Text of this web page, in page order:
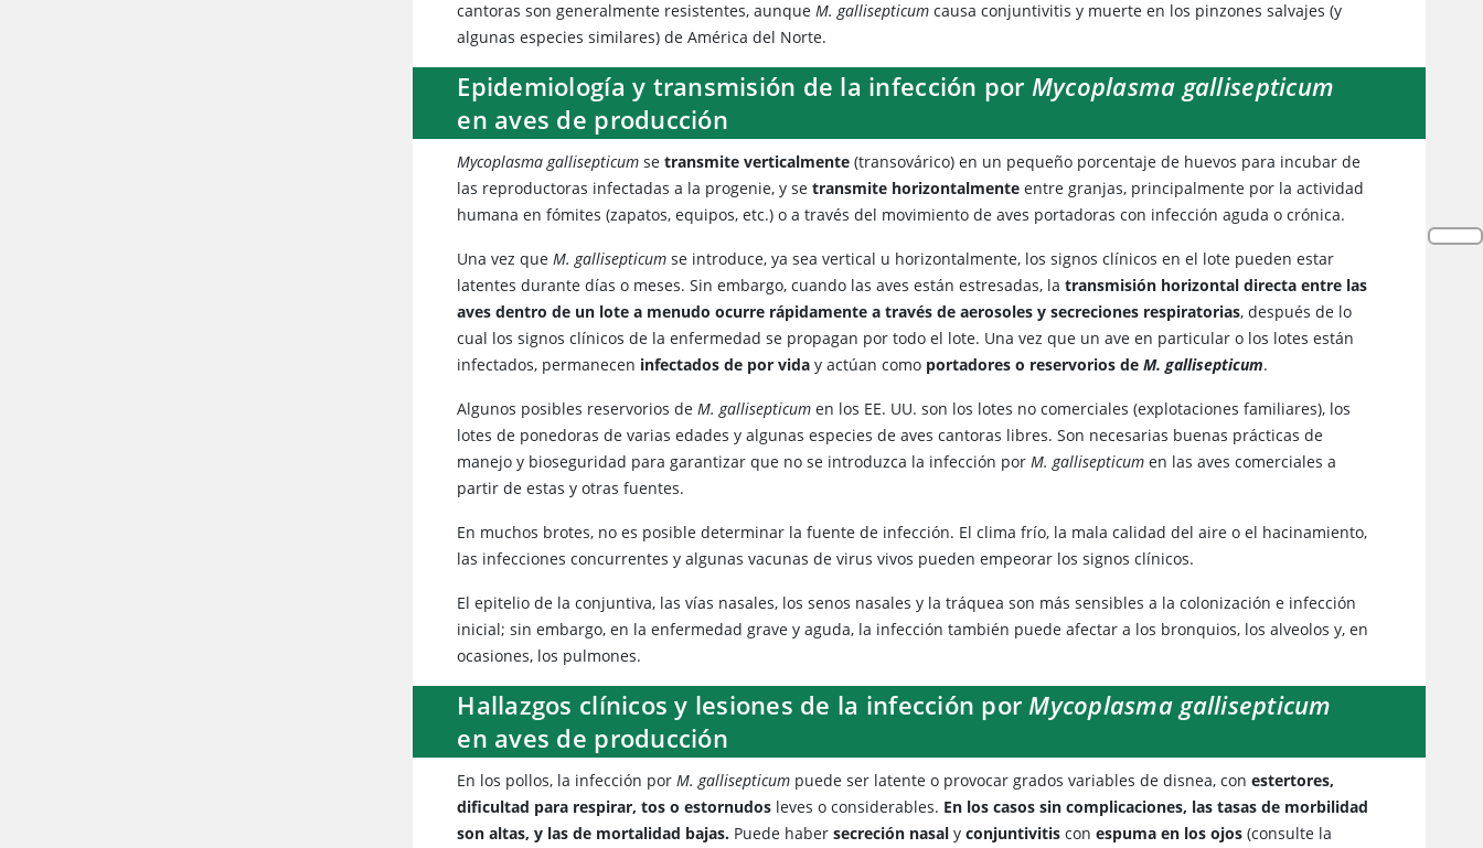
cantoras son generalmente resistentes, aunqueM. gallisepticum causa conjuntivitis y muerte en los pinzones salvajes (y
algunas especies similares) de América del Norte.
Epidemiología y transmisión de la infección por Mycoplasma gallisepticum
en aves de producción
Mycoplasma gallisepticum setransmite verticalmente (transovárico) en un pequeño porcentaje de huevos para incubar de
las reproductoras infectadas a la progenie, y setransmite horizontalmente entre granjas, principalmente por la actividad
humana en fómites (zapatos, equipos, etc.) o a través del movimiento de aves portadoras con infección aguda o crónica.
Una vez queM. gallisepticum se introduce, ya sea vertical u horizontalmente, los signos clínicos en el lote pueden estar
latentes durante días o meses. Sin embargo, cuando las aves están estresadas, latransmisión horizontal directa entre las
aves dentro de un lote a menudo ocurre rápidamente a través de aerosoles y secreciones respiratorias, después de lo
cual los signos clínicos de la enfermedad se propagan por todo el lote. Una vez que un ave en particular o los lotes están
infectados, permanecen infectados de por vida y actúan como portadores o reservorios deM. gallisepticum.
Algunos posibles reservorios deM. gallisepticum en los EE. UU. son los lotes no comerciales (explotaciones familiares), los
lotes de ponedoras de varias edades y algunas especies de aves cantoras libres. Son necesarias buenas prácticas de
manejo y bioseguridad para garantizar que no se introduzca la infección porM. gallisepticum en las aves comerciales a
partir de estas y otras fuentes.
En muchos brotes, no es posible determinar la fuente de infección. El clima frío, la mala calidad del aire o el hacinamiento,
las infecciones concurrentes y algunas vacunas de virus vivos pueden empeorar los signos clínicos.
El epitelio de la conjuntiva, las vías nasales, los senos nasales y la tráquea son más sensibles a la colonización e infección
inicial; sin embargo, en la enfermedad grave y aguda, la infección también puede afectar a los bronquios, los alveolos y, en
ocasiones, los pulmones.
Hallazgos clínicos y lesiones de la infección porMycoplasma gallisepticum
en aves de producción
En los pollos, la infección porM. gallisepticum puede ser latente o provocar grados variables de disnea, conestertores,
dificultad para respirar, tos o estornudos leves o considerables. En los casos sin complicaciones, las tasas de morbilidad
son altas, y las de mortalidad bajas. Puede haber secreción nasal yconjuntivitis conespuma en los ojos (consulte la